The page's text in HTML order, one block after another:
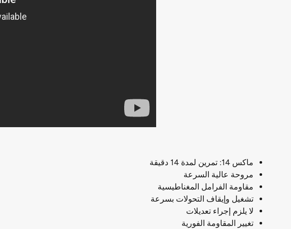
ماكس 14: تمرين لمدة 14 دقيقة
مروحة عالية السرعة
مقاومة الفرامل المغناطيسية
تشغيل وإيقاف التحولات بسرعة
لا يلزم إجراء تعديلات
تغيير المقاومة الفورية